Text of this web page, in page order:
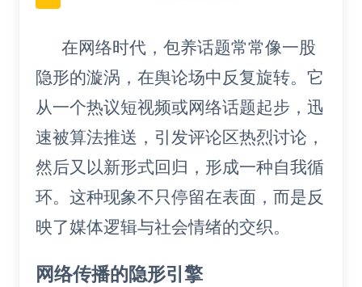
在网络时代，包养话题常常像一股
隐形的漩涡，在舆论场中反复旋转。它
从一个热议短视频或网络话题起步，迅
速被算法推送，引发评论区热烈讨论，
然后又以新形式回归，形成一种自我循
环。这种现象不只停留在表面，而是反
映了媒体逻辑与社会情绪的交织。
网络传播的隐形引擎